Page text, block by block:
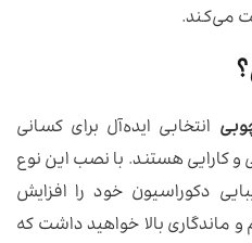
می‌کند.
انتخابی ایده‌آل برای کسانی
و کارایی هستند. با نصب این نوع
دکوراسیون خود را افزایش
ماندگاری بالا خواهید داشت که